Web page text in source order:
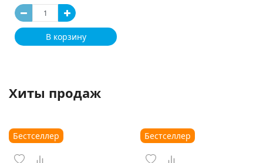
В корзину
Хиты продаж
Бестселлер Бестселлер